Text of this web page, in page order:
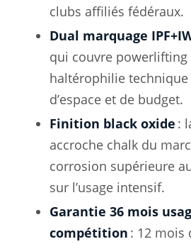
clubs affiliés fédéraux.
Dual marquage
qui couvre powerlifting
haltérophilie
d’espace et de budget.
Finition black oxide :
accroche chalk du
corrosion supérieure
sur l’usage intensif.
Garantie 36 mois
compétition : 12 mois